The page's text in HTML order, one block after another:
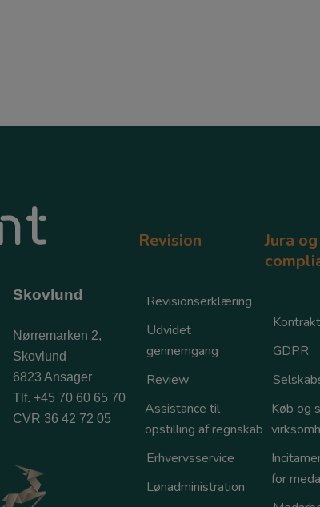
Skovlund
Nørremarken 2,
Skovlund
6823 Ansager
Tlf. +45 70 60 65 70
CVR 36 42 72 05
Revision
Revisionserklæring
Udvidet
gennemgang
Review
Assistance til
opstilling af regnskab
Erhvervsservice
Lønadministration
Jura og
GDPR
Køb og
for